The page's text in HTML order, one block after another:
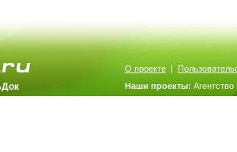
О проекте |
Наши проекты: